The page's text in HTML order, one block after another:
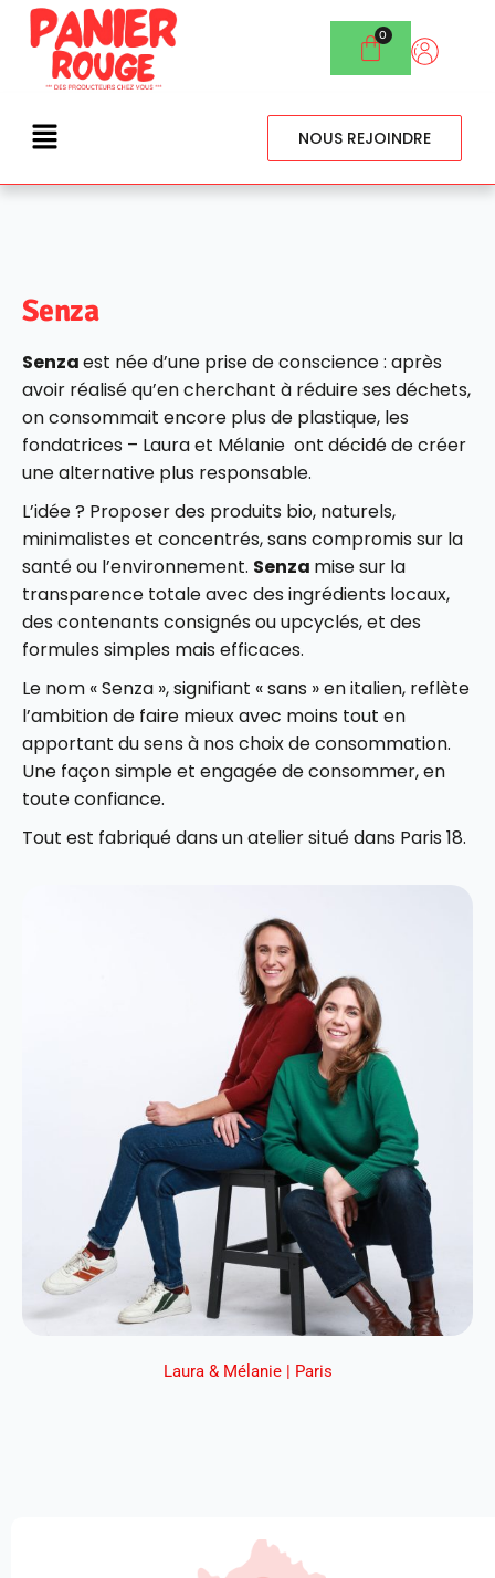
NOUS REJOINDRE
Senza
Senzaest née d’une prise de conscience : après
avoir réalisé qu’en cherchant à réduire ses déchets,
on consommait encore plus de plastique, les
fondatrices – Laura et Mélanie ont décidé de créer
une alternative plus responsable.
L’idée ? Proposer des produits bio, naturels,
minimalistes et concentrés, sans compromis sur la
santé ou l’environnement. Senza mise sur la
transparence totale avec des ingrédients locaux,
des contenants consignés ou upcyclés, et des
formules simples mais efficaces.
Le nom « Senza », signifiant « sans » en italien, reflète
l’ambition de faire mieux avec moins tout en
apportant du sens à nos choix de consommation.
Une façon simple et engagée de consommer, en
toute confiance.
Tout est fabriqué dans un atelier situé dans Paris 18.
Laura & Mélanie | Paris